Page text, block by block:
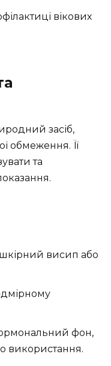
вікових
засіб,
обмеження. Її
та
шкірний висип або
фон,
використання.